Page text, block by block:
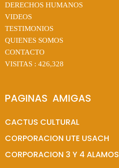
DERECHOS HUMANOS
VIDEOS
TESTIMONIOS
QUIENES SOMOS
CONTACTO
VISITAS : 426,328
PAGINAS  AMIGAS
CACTUS CULTURAL
CORPORACION UTE USACH
CORPORACION 3 Y 4 ALAMOS